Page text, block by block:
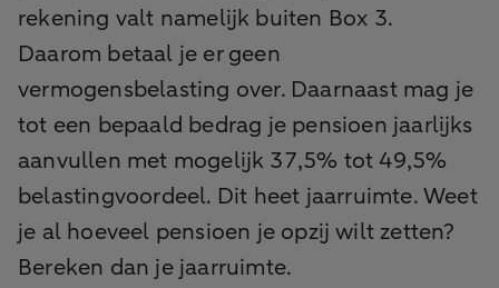
rekening valt namelijk buiten Box 3.
Daarom betaal je er geen
vermogensbelasting over. Daarnaast mag je
tot een bepaald bedrag je pensioen jaarlijks
aanvullen met mogelijk 37,5% tot 49,5%
belastingvoordeel. Dit heet jaarruimte. Weet
je al hoeveel pensioen je opzij wilt zetten?
Bereken dan je jaarruimte.